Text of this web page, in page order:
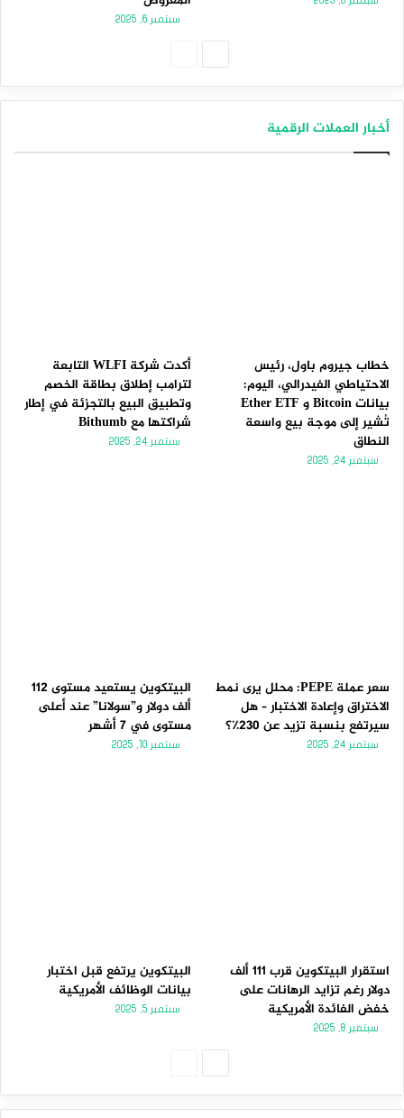
سبتمبر 6, 2025
أخبار العملات الرقمية
خطاب جيروم باول، رئيس
الاحتياطي الفيدرالي، اليوم:
بيانات Bitcoin و Ether ETF
تُشير إلى موجة بيع واسعة
النطاق
سبتمبر 24, 2025
أكدت شركة WLFI التابعة
لترامب إطلاق بطاقة الخصم
وتطبيق البيع بالتجزئة في إطار
شراكتها مع Bithumb
سبتمبر 24, 2025
سعر عملة PEPE: محلل يرى نمط
الاختراق وإعادة الاختبار – هل
سيرتفع بنسبة تزيد عن 230٪؟
سبتمبر 24, 2025
البيتكوين يستعيد مستوى 112
ألف دولار و”سولانا” عند أعلى
مستوى في 7 أشهر
سبتمبر 10, 2025
استقرار البيتكوين قرب 111 ألف
دولار رغم تزايد الرهانات على
خفض الفائدة الأمريكية
سبتمبر 8, 2025
البيتكوين يرتفع قبل اختبار
بيانات الوظائف الأمريكية
سبتمبر 5, 2025